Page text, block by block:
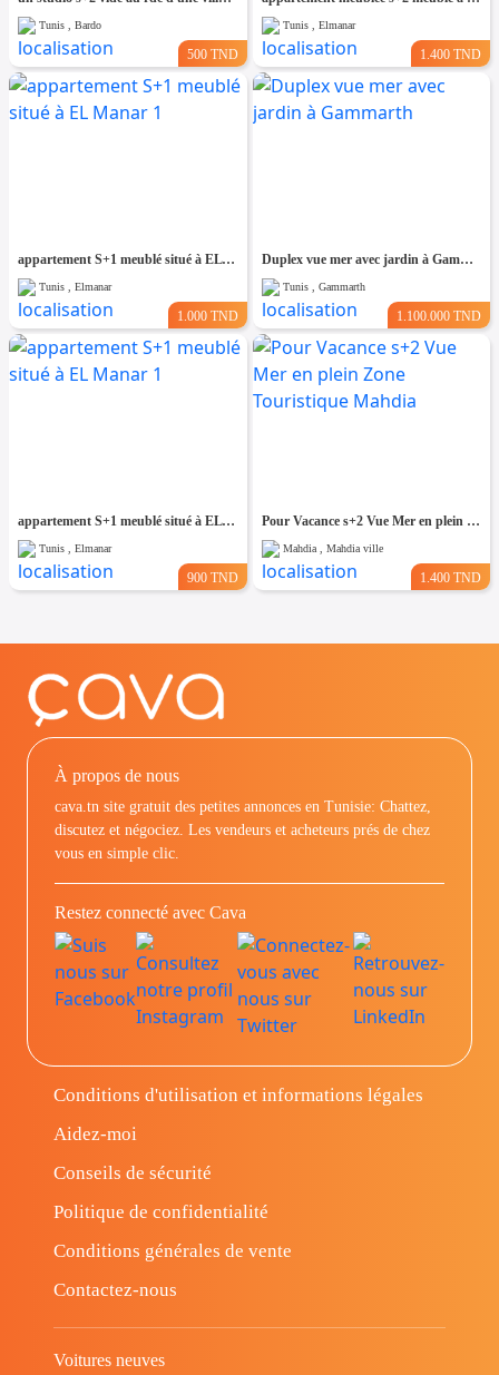
Tunis , Bardo
500 TND
Tunis , Elmanar
1.400 TND
appartement S+1 meublé situé à EL Manar 1
Tunis , Elmanar
1.000 TND
Duplex vue mer avec jardin à Gammarth
Tunis , Gammarth
1.100.000 TND
appartement S+1 meublé situé à EL Manar 1
Tunis , Elmanar
900 TND
Pour Vacance s+2 Vue Mer en plein Zone Touristique Mahdia
Mahdia , Mahdia ville
1.400 TND
À propos de nous
cava.tn site gratuit des petites annonces en Tunisie: Chattez,
discutez et négociez. Les vendeurs et acheteurs prés de chez
vous en simple clic.
Restez connecté avec Cava
Conditions d'utilisation et informations légales
Aidez-moi
Conseils de sécurité
Politique de confidentialité
Conditions générales de vente
Contactez-nous
Voitures neuves